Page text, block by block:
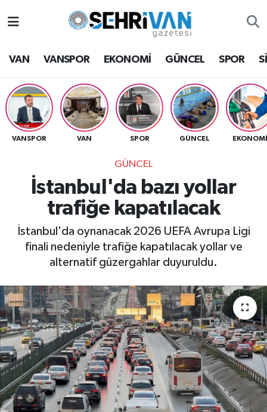
VAN VANSPOR EKONOMİ GÜNCEL SPOR
VANSPOR VAN SPOR GÜNCEL EKONOMİ
GÜNCEL
İstanbul'da bazı yollar
trafiğe kapatılacak
İstanbul'da oynanacak 2026 UEFA Avrupa Ligi
finali nedeniyle trafiğe kapatılacak yollar ve
alternatif güzergahlar duyuruldu.
Van Hava Durumu
VAN Namaz Vakitleri
Van Trafik Yoğunluk Haritası
Süper Lig Puan Durumu ve Fikstür
Tüm Manşetler
Son Dakika Haberleri
Haber Arşivi